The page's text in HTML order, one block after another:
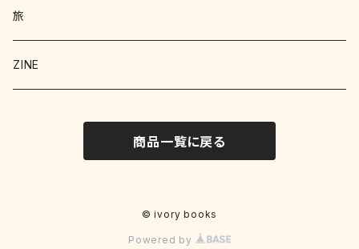
絵本 児童書
詩 エッセイ 小説
エッセイ
暮らし
絵本
旅
ZINE
商品一覧に戻る
© ivory books
Powered by